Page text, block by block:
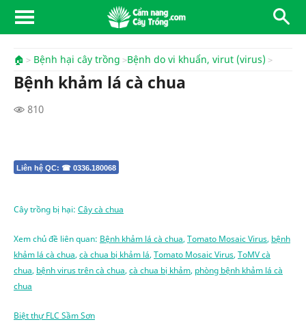
🏠 Bệnh hại cây trồng Bệnh do vi khuẩn, virut (virus)
Bệnh khảm lá cà chua
810
Liên hệ QC: ☎ 0336.180068
Cây trồng bị hại: Cây cà chua
Xem chủ đề liên quan: Bệnh khảm lá cà chua, Tomato Mosaic Virus, bệnh
khảm lá cà chua, cà chua bị khảm lá, Tomato Mosaic Virus, ToMV cà
chua, bệnh virus trên cà chua, cà chua bị khảm, phòng bệnh khảm lá cà
chua
Biệt thự FLC Sầm Sơn